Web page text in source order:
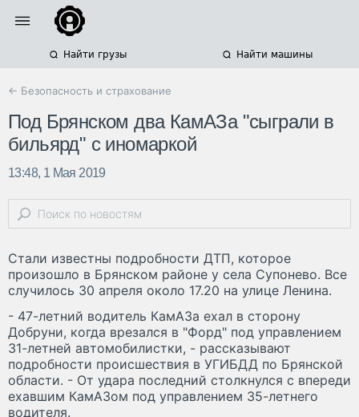
Найти грузы Найти машины
← Безопасность и страхование
Под Брянском два КамАЗа "сыграли в
бильярд" с иномаркой
13:48, 1 Мая 2019
Стали известны подробности ДТП, которое
произошло в Брянском районе у села Супонево. Все
случилось 30 апреля около 17.20 на улице Ленина.
- 47-летний водитель КамАЗа ехал в сторону
Добруни, когда врезался в "Форд" под управлением
31-летней автомобилистки, - рассказывают
подробности происшествия в УГИБДД по Брянской
области. - От удара последний столкнулся с впереди
ехавшим КамАЗом под управлением 35-летнего
водителя.